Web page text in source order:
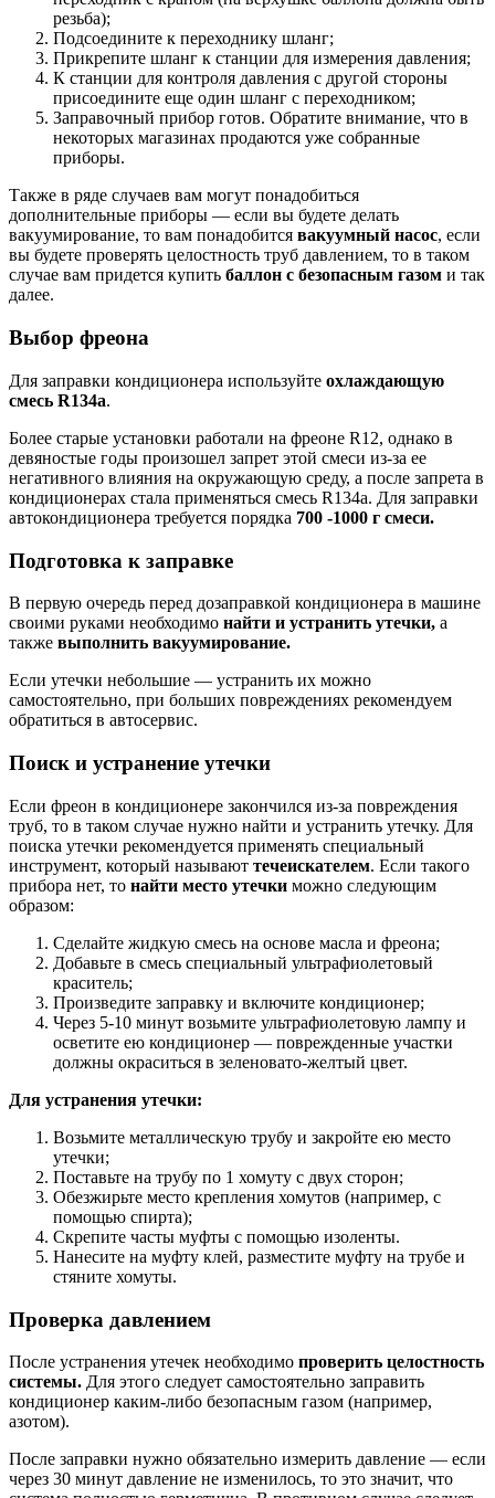
резьба);
Подсоедините к переходнику шланг;
Прикрепите шланг к станции для измерения давления;
К станции для контроля давления с другой стороны
присоедините еще один шланг с переходником;
Заправочный прибор готов. Обратите внимание, что в
некоторых магазинах продаются уже собранные
приборы.
Также в ряде случаев вам могут понадобиться
дополнительные приборы — если вы будете делать
вакуумирование, то вам понадобится вакуумный насос, если
вы будете проверять целостность труб давлением, то в таком
случае вам придется купить баллон с безопасным газом и так
далее.
Выбор фреона
Для заправки кондиционера используйте охлаждающую
смесь R134a.
Более старые установки работали на фреоне R12, однако в
девяностые годы произошел запрет этой смеси из-за ее
негативного влияния на окружающую среду, а после запрета в
кондиционерах стала применяться смесь R134a. Для заправки
автокондиционера требуется порядка 700 -1000 г смеси.
Подготовка к заправке
В первую очередь перед дозаправкой кондиционера в машине
своими руками необходимо найти и устранить утечки, а
также выполнить вакуумирование.
Если утечки небольшие — устранить их можно
самостоятельно, при больших повреждениях рекомендуем
обратиться в автосервис.
Поиск и устранение утечки
Если фреон в кондиционере закончился из-за повреждения
труб, то в таком случае нужно найти и устранить утечку. Для
поиска утечки рекомендуется применять специальный
инструмент, который называют течеискателем. Если такого
прибора нет, то найти место утечки можно следующим
образом:
Сделайте жидкую смесь на основе масла и фреона;
Добавьте в смесь специальный ультрафиолетовый
краситель;
Произведите заправку и включите кондиционер;
Через 5-10 минут возьмите ультрафиолетовую лампу и
осветите ею кондиционер — поврежденные участки
должны окраситься в зеленовато-желтый цвет.
Для устранения утечки:
Возьмите металлическую трубу и закройте ею место
утечки;
Поставьте на трубу по 1 хомуту с двух сторон;
Обезжирьте место крепления хомутов (например, с
помощью спирта);
Скрепите часты муфты с помощью изоленты.
Нанесите на муфту клей, разместите муфту на трубе и
стяните хомуты.
Проверка давлением
После устранения утечек необходимо проверить целостность
системы. Для этого следует самостоятельно заправить
кондиционер каким-либо безопасным газом (например,
азотом).
После заправки нужно обязательно измерить давление — если
через 30 минут давление не изменилось, то это значит, что